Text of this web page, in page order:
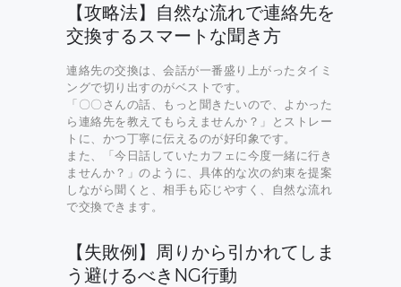
【攻略法】自然な流れで連絡先を
交換するスマートな聞き方
連絡先の交換は、会話が一番盛り上がったタイミ
ングで切り出すのがベストです。
「〇〇さんの話、もっと聞きたいので、よかった
ら連絡先を教えてもらえませんか？」とストレー
トに、かつ丁寧に伝えるのが好印象です。
また、「今日話していたカフェに今度一緒に行き
ませんか？」のように、具体的な次の約束を提案
しながら聞くと、相手も応じやすく、自然な流れ
で交換できます。
【失敗例】周りから引かれてしま
う避けるべきNG行動